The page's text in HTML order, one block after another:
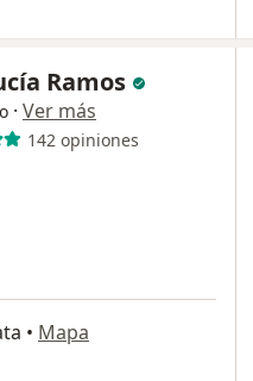
Ramos
· Ver más
142 opiniones
• Mapa